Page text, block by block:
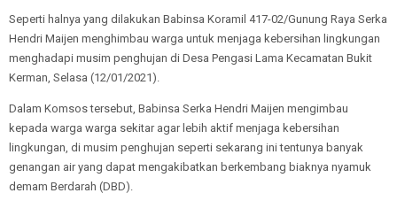
Seperti halnya yang dilakukan Babinsa Koramil 417-02/Gunung Raya Serka
Hendri Maijen menghimbau warga untuk menjaga kebersihan lingkungan
menghadapi musim penghujan di Desa Pengasi Lama Kecamatan Bukit
Kerman, Selasa (12/01/2021).
Dalam Komsos tersebut, Babinsa Serka Hendri Maijen mengimbau
kepada warga warga sekitar agar lebih aktif menjaga kebersihan
lingkungan, di musim penghujan seperti sekarang ini tentunya banyak
genangan air yang dapat mengakibatkan berkembang biaknya nyamuk
demam Berdarah (DBD).